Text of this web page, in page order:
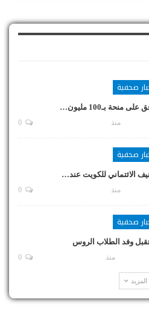
صحفية
منحة بـ100 مليون…
منذ
صحفية
الائتماني للكويت عند…
منذ
صحفية
وفد الطلاب الروس
منذ
المزيد